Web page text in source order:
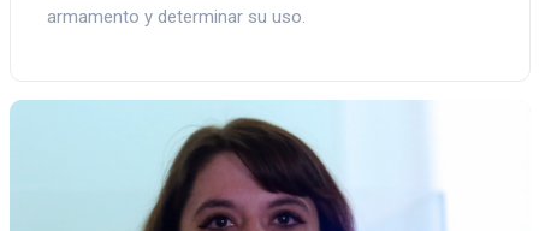
armamento y determinar su uso.